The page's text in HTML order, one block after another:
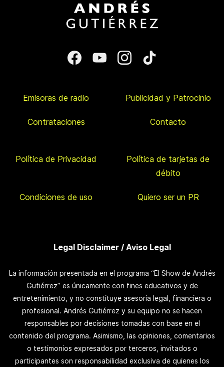
Emisoras de radio Publicidad y Patrocinio
Contrataciones Contacto
Política de Privacidad
Política de tarjetas de
débito
Condiciones de uso Quiero ser un PR
Legal Disclaimer / Aviso Legal
La información presentada en el programa “El Show de Andrés
Gutiérrez” es únicamente con fines educativos y de
entretenimiento, y no constituye asesoría legal, financiera o
profesional. Andrés Gutiérrez y su equipo no se hacen
responsables por decisiones tomadas con base en el
contenido del programa. Asimismo, las opiniones, comentarios
o testimonios expresados por terceros, invitados o
participantes son responsabilidad exclusiva de quienes los